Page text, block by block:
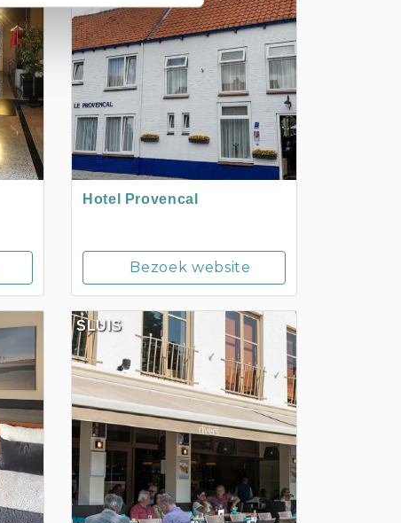
Hotel Provencal
Bezoek website
SLUIS